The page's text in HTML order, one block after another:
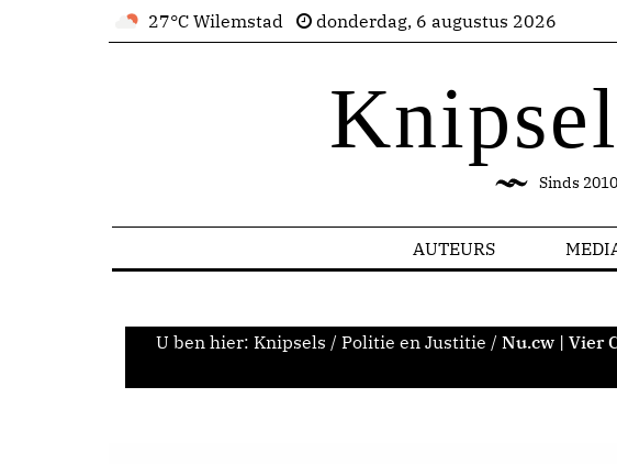
27°C Wilemstad donderdag, 6 augustus 2026
Sinds
AUTEURS
U ben hier: Knipsels / Politie en Justitie / Nu.cw | Vier